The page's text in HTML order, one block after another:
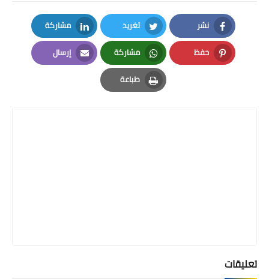
نشر
Facebook
تغريد
Twitter
مشاركة
LinkedIn
حفظ
Pinterest
مشاركة
Whatsapp
إرسال
Email
طباعة
Print
تعليقات